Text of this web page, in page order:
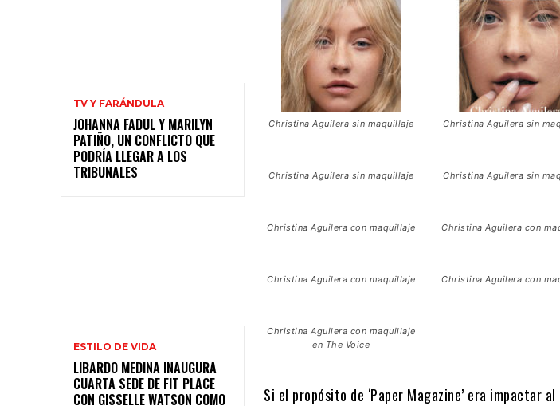
TV Y FARÁNDULA
JOHANNA FADUL Y MARILYN
PATIÑO, UN CONFLICTO QUE
PODRÍA LLEGAR A LOS
TRIBUNALES
ESTILO DE VIDA
LIBARDO MEDINA INAUGURA
CUARTA SEDE DE FIT PLACE
CON GISSELLE WATSON COMO
Christina Aguilera sin maquillaje Christina Aguilera sin
Christina Aguilera sin maquillaje Christina Aguilera sin
Christina Aguilera con maquillaje Christina Aguilera con
Christina Aguilera con maquillaje Christina Aguilera con
Christina Aguilera con maquillaje
en The Voice
Si el propósito de ‘Paper Magazine’ era impactar